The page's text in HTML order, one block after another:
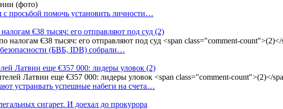
просьбой помочь установить личности…
€38 тысяч: его отправляют под суд (2)
(БВБ, IDB) собрали…
Латвии еще €357 000: лидеры уловок (2)
устраивать успешные набеги на счета…
сигарет. И доехал до прокурора